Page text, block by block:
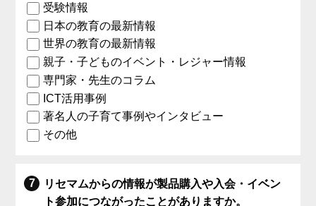
受験情報
日本の教育の最新情報
世界の教育の最新情報
親子・子どものイベント・レジャー情報
専門家・先生のコラム
ICT活用事例
著名人の子育て事例やインタビュー
その他
リセマムからの情報が製品購入や入会・イベン
ト参加につながったことがありますか。